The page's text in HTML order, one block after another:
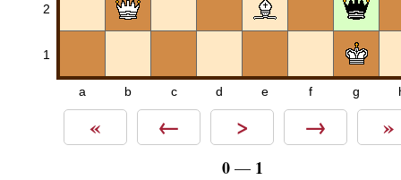
2
1
a b c d e f g
« ← > → »
0— 1